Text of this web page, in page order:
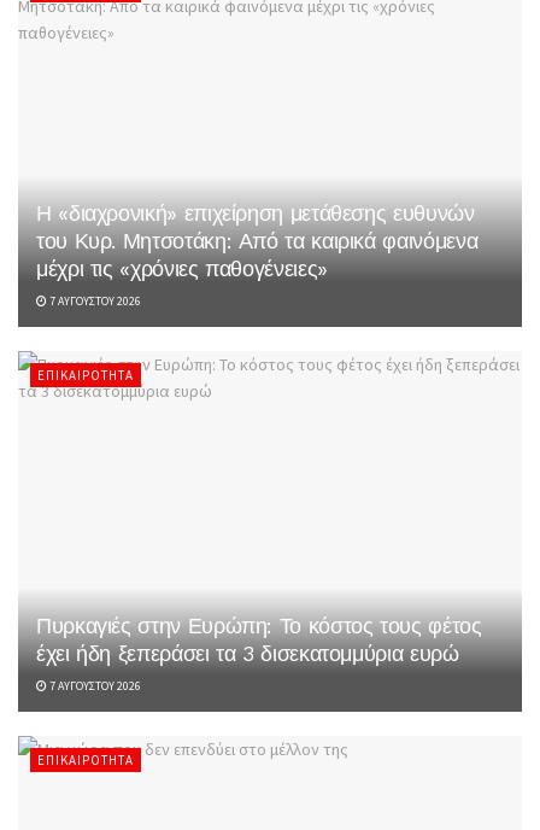
Η «διαχρονική» επιχείρηση μετάθεσης ευθυνών
του Κυρ. Μητσοτάκη: Από τα καιρικά φαινόμενα
μέχρι τις «χρόνιες παθογένειες»
7 ΑΥΓΟΎΣΤΟΥ 2026
ΕΠΙΚΑΙΡΌΤΗΤΑ
Πυρκαγιές στην Ευρώπη: Το κόστος τους φέτος
έχει ήδη ξεπεράσει τα 3 δισεκατομμύρια ευρώ
7 ΑΥΓΟΎΣΤΟΥ 2026
ΕΠΙΚΑΙΡΌΤΗΤΑ